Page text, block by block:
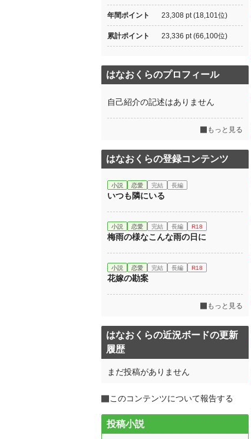
年間ポイント 23,308 pt (18,101位)
累計ポイント 23,336 pt (66,100位)
はなおくらのプロフィール
自己紹介の記述はありません
もっと見る
はなおくらの登録コンテンツ
小説 恋愛 完結 長編
いつも隣にいる
小説 恋愛 完結 長編 R18
梅雨の様なこんな雨の日に
小説 恋愛 完結 長編 R18
花嫁の勘案
もっと見る
はなおくらの近況ボードの更新
履歴
まだ投稿がありません
このコンテンツについて報告する
投稿小説